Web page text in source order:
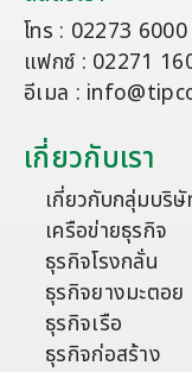
โทร : 02273 6000
แฟกซ์ : 02271
อีเมล :
เกี่ยวกับเรา
เกี่ยวกับกลุ่มบริ
เครือข่ายธุรกิจ
ธุรกิจโรงกลั่น
ธุรกิจยางมะตอย
ธุรกิจเรือ
ธุรกิจก่อสร้าง